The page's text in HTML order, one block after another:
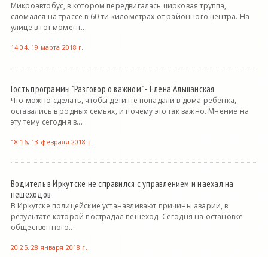
Микроавтобус, в котором передвигалась цирковая труппа,
сломался на трассе в 60-ти километрах от районного центра. На
улице в тот момент...
14:04, 19 марта 2018 г.
Гость программы "Разговор о важном" - Елена Альшанская
Что можно сделать, чтобы дети не попадали в дома ребенка,
оставались в родных семьях, и почему это так важно. Мнение на
эту тему сегодня в...
18:16, 13 февраля 2018 г.
Водитель в Иркутске не справился с управлением и наехал на
пешеходов
В Иркутске полицейские устанавливают причины аварии, в
результате которой пострадал пешеход. Сегодня на остановке
общественного...
20:25, 28 января 2018 г.